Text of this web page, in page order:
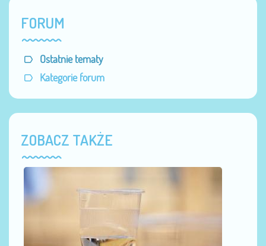
FORUM
Ostatnie tematy
Kategorie forum
ZOBACZ TAKŻE